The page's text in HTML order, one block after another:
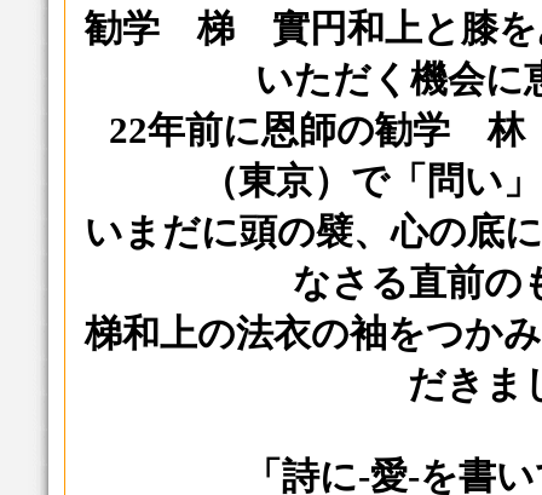
勧学 梯 實円和上と膝を
いただく機会に
22年前に恩師の勧学
（東京）で「問い
いまだに頭の襞、心の底
なさる直前の
梯和上の法衣の袖をつか
だきま
「詩に-愛-を書